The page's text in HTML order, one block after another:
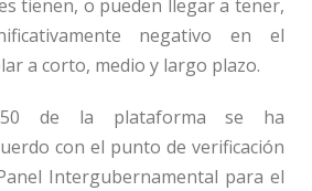
tienen, o pueden llegar a tener,
negativo en el
a corto, medio y largo plazo.
de la plataforma se ha
con el punto de verificación
Intergubernamental para el